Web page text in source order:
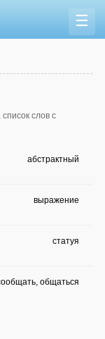
☰
слов с
абстрактный
выражение
статуя
общаться